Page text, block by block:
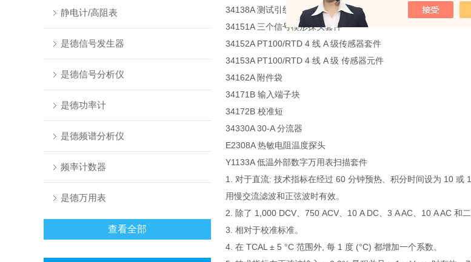
静电计/高阻表
是德信号发生器
是德信号分析仪
是德功率计
是德频谱分析仪
频率计数器
是德万用表
查看全部
34138A 测试引线套件
34151A 三个信号楔形探头套件
34152A PT100/RTD 4 线 A 级传感器套件
34153A PT100/RTD 4 线 A 级 传感器元件
34162A 附件袋
34171B 输入端子块
34172B 校准短
34330A 30-A 分流器
E2308A 热敏电阻温度探头
Y1133A 低温外部数字万用表扫描套件
1. 对于直流: 技术指标在经过 60 分钟预热、积分时间设为 10
用慢交流滤波和正弦波时有效。
2. 除了 1,000 DCV、750 ACV、10 A DC、3 A AC、10 A AC 和
3. 相对于校准标准。
4. 在 TCAL ± 5 °C 范围外, 每 1 度 (°C) 都增加一个系数。